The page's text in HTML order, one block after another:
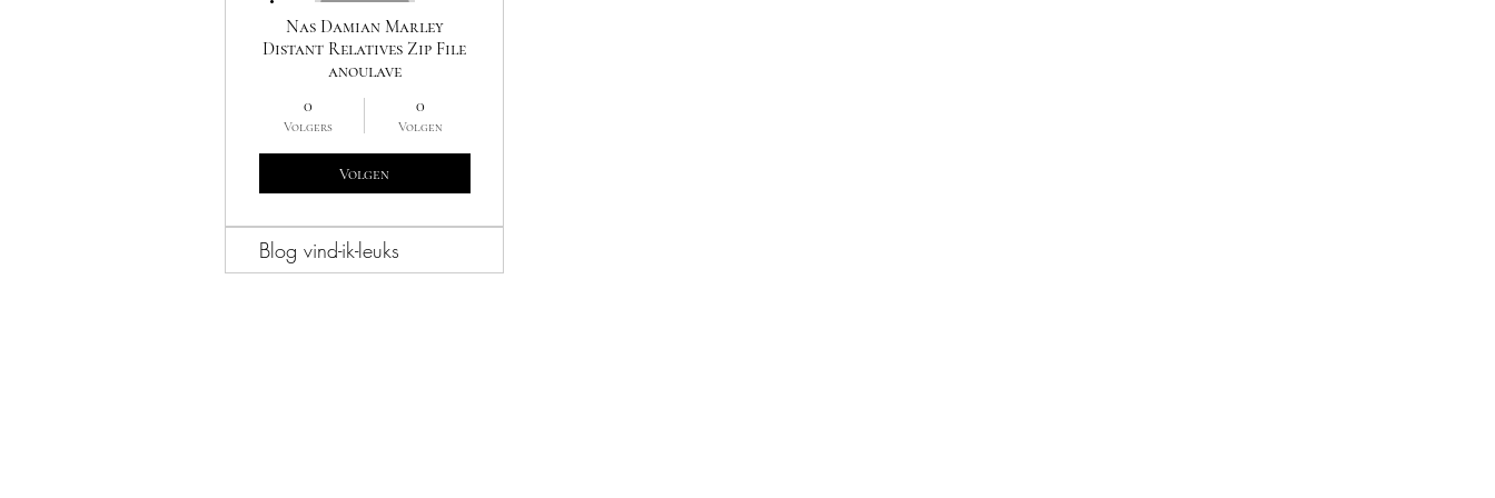
Nas Damian Marley
Distant Relatives Zip File
anoulave
0
Volgers
0
Volgen
Volgen
Blog vind-ik-leuks